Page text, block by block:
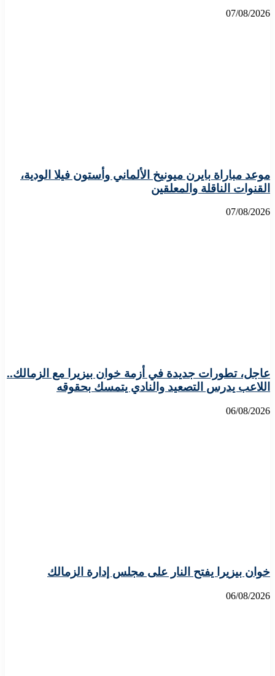
07/08/2026
موعد مباراة بايرن ميونيخ الألماني وأستون فيلا الودية،
القنوات الناقلة والمعلقين
07/08/2026
عاجل، تطورات جديدة في أزمة خوان بيزيرا مع الزمالك..
اللاعب يدرس التصعيد والنادي يتمسك بحقوقه
06/08/2026
خوان بيزيرا يفتح النار على مجلس إدارة الزمالك
06/08/2026